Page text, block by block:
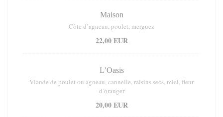
Maison
Côte d’agneau, poulet, merguez
22,00 EUR
L’Oasis
Viande de poulet ou agneau, cannelle, raisins secs, miel, fleur
d’oranger
20,00 EUR